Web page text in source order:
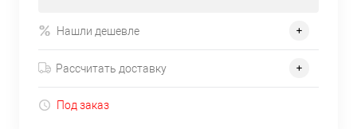
Нашли дешевле
Рассчитать доставку
Под заказ